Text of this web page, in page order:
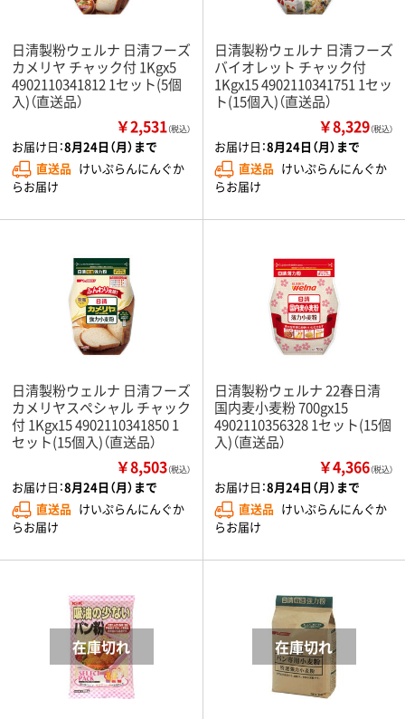
日清製粉ウェルナ 日清フーズ
カメリヤ チャック付 1Kgx5
4902110341812 1セット(5個
入)（直送品）
￥2,531（税込）
お届け日：8月24日（月）まで
直送品 けいぷらんにんぐか
らお届け
日清製粉ウェルナ 日清フーズ
バイオレット チャック付
1Kgx15 4902110341751 1セッ
ト(15個入)（直送品）
￥8,329（税込）
お届け日：8月24日（月）まで
直送品 けいぷらんにんぐか
らお届け
日清製粉ウェルナ 日清フーズ
カメリヤスペシャル チャック
付 1Kgx15 4902110341850 1
セット(15個入)（直送品）
￥8,503（税込）
お届け日：8月24日（月）まで
直送品 けいぷらんにんぐか
らお届け
日清製粉ウェルナ 22春日清
国内麦小麦粉 700gx15
4902110356328 1セット(15個
入)（直送品）
￥4,366（税込）
お届け日：8月24日（月）まで
直送品 けいぷらんにんぐか
らお届け